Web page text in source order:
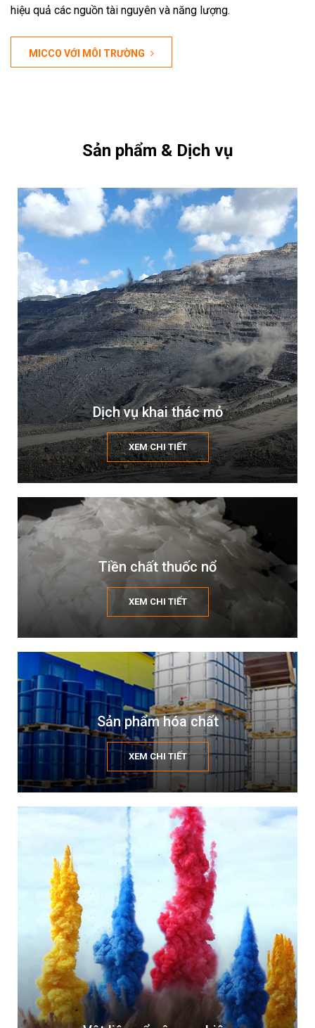
hiệu quả các nguồn tài nguyên và năng lượng.
MICCO VỚI MÔI TRƯỜNG
Sản phẩm & Dịch vụ
Dịch vụ khai thác mỏ
XEM CHI TIẾT
Tiền chất thuốc nổ
XEM CHI TIẾT
Sản phẩm hóa chất
XEM CHI TIẾT